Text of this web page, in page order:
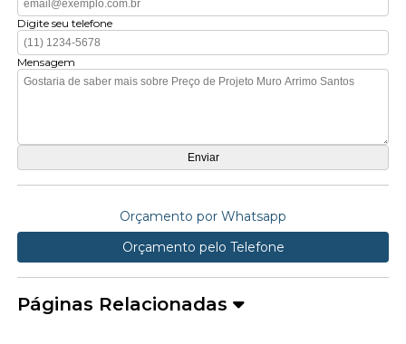
Digite seu telefone
Mensagem
Orçamento por Whatsapp
Orçamento pelo Telefone
Páginas Relacionadas